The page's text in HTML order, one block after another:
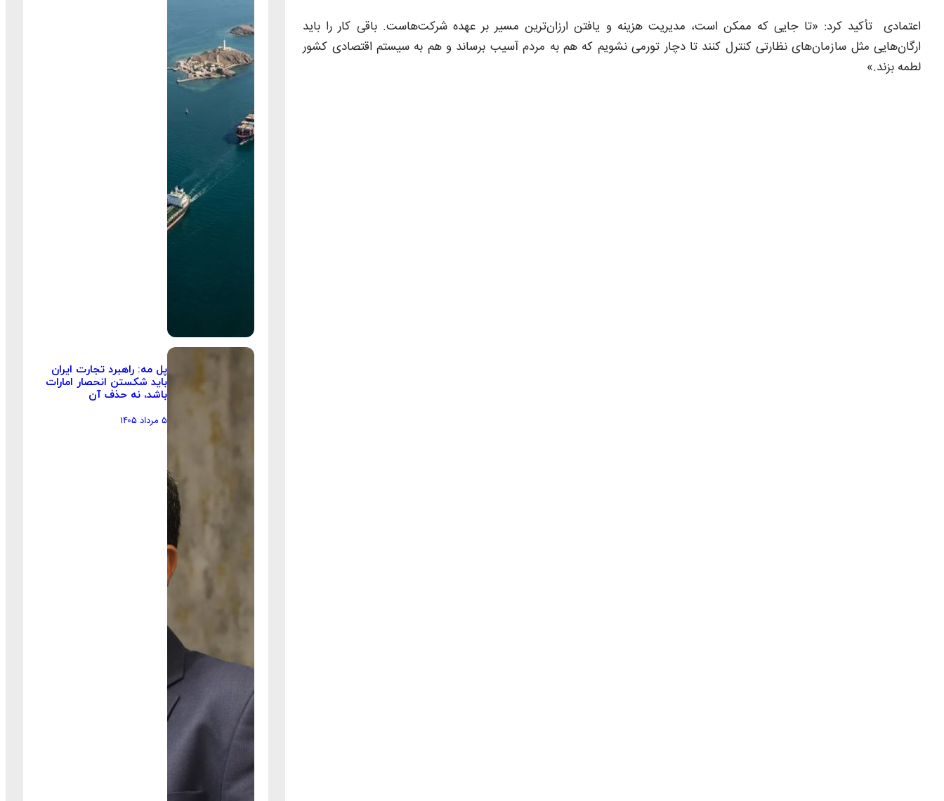
اعتمادی تأکید کرد: «تا جایی که ممکن است، مدیریت هزینه و یافتن ارزان‌ترین مسیر بر عهده شرکت‌هاست. باقی کار را باید
ارگان‌هایی مثل سازمان‌های نظارتی کنترل کنند تا دچار تورمی نشویم که هم به مردم آسیب برساند و هم به سیستم اقتصادی کشور
لطمه بزند.»
پل مه: راهبرد تجارت ایران
باید شکستن انحصار امارات
باشد، نه حذف آن
۵ مرداد ۱۴۰۵